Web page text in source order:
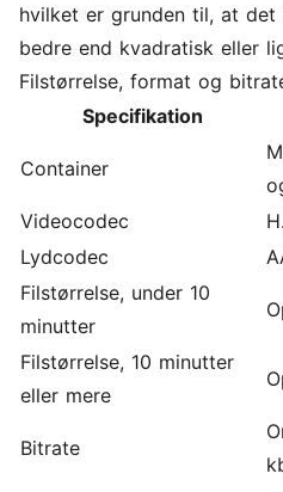
hvilket er grunden til, at
bedre end kvadratisk eller
Filstørrelse, format og
Specifikation
Container
Videocodec
Lydcodec
Filstørrelse, under 10
minutter
Filstørrelse, 10 minutter
eller mere
Bitrate